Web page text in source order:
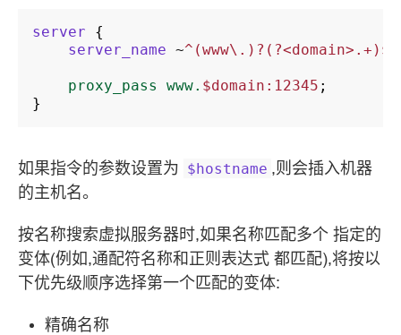
server
{
server_name ~^(www\.)?(?<domain>.+)$;
proxy_pass www. $domain:12345 ;
}
如果指令的参数设置为 $hostname ,则会插入机器
的主机名。
按名称搜索虚拟服务器时,如果名称匹配多个 指定的
变体(例如,通配符名称和正则表达式 都匹配),将按以
下优先级顺序选择第一个匹配的变体:
精确名称